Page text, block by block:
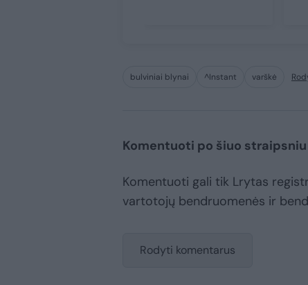
bulviniai blynai ^Instant varškė
Komentuoti po šiuo straipsniu
Komentuoti gali tik Lrytas
vartotojų bendruomenės ir
Rodyti komentarus